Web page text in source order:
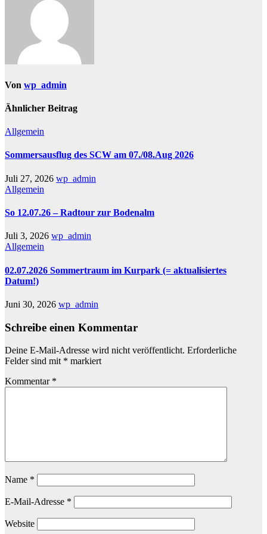
Von wp_admin
Ähnlicher Beitrag
Allgemein
Sommersausflug des SCW am 07./08.Aug 2026
Juli 27, 2026 wp_admin
Allgemein
So 12.07.26 – Radtour zur Bodenalm
Juli 3, 2026 wp_admin
Allgemein
02.07.2026 Sommertraum im Kurpark (= aktualisiertes
Datum!)
Juni 30, 2026 wp_admin
Schreibe einen Kommentar
Deine E-Mail-Adresse wird nicht veröffentlicht. Erforderliche
Felder sind mit * markiert
Kommentar *
Name *
E-Mail-Adresse *
Website